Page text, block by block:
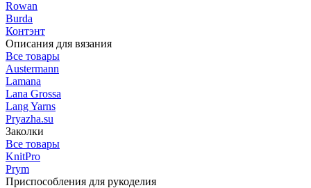
Rowan
Burda
Контэнт
Описания для вязания
Все товары
Austermann
Lamana
Lana Grossa
Lang Yarns
Pryazha.su
Заколки
Все товары
KnitPro
Prym
Приспособления для рукоделия